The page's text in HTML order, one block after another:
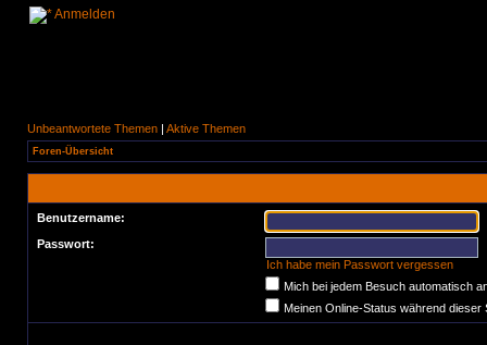
Anmelden
Unbeantwortete Themen | Aktive Themen
Foren-Übersicht
Benutzername:
Passwort:
Ich habe mein Passwort vergessen
Mich bei jedem Besuch automatisch
Meinen Online-Status während dieser